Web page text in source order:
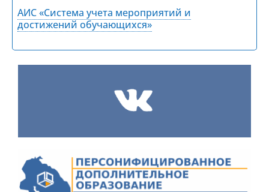
АИС «Система учета мероприятий и
достижений обучающихся»